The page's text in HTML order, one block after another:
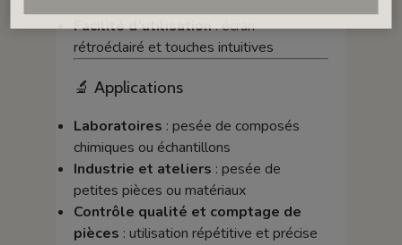
Facilité d’utilisation: écran
rétroéclairé et touches intuitives
🔬 Applications
Laboratoires : pesée de composés
chimiques ou échantillons
Industrie et ateliers : pesée de
petites pièces ou matériaux
Contrôle qualité et comptage de
pièces : utilisation répétitive et précise